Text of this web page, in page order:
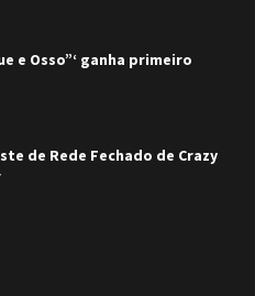
e Osso”‘ ganha primeiro
de Rede Fechado de Crazy